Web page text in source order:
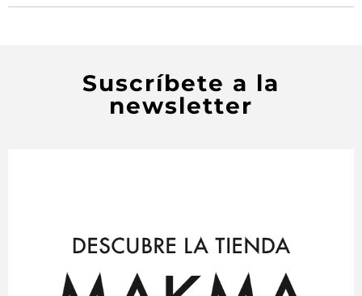
Suscríbete a la
newsletter